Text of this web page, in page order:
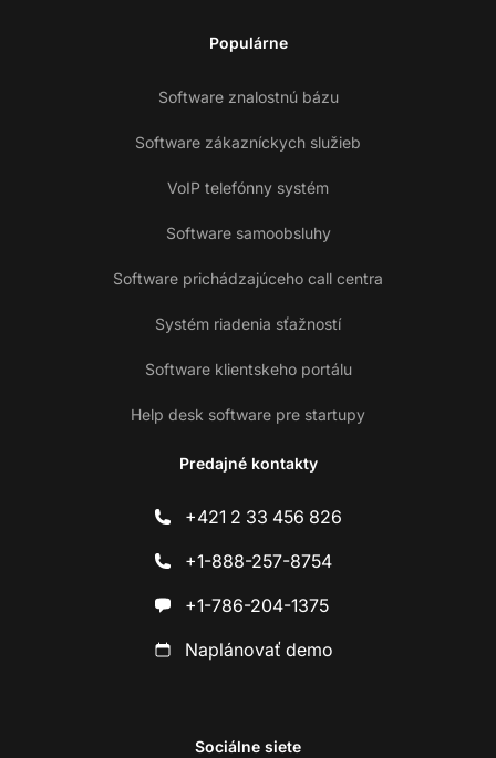
Populárne
Software znalostnú bázu
Software zákazníckych služieb
VoIP telefónny systém
Software samoobsluhy
Software prichádzajúceho call centra
Systém riadenia sťažností
Software klientskeho portálu
Help desk software pre startupy
Predajné kontakty
+421 2 33 456 826
+1-888-257-8754
+1-786-204-1375
Naplánovať demo
Sociálne siete